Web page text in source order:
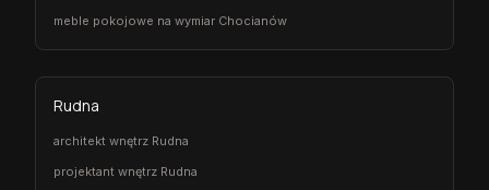
meble pokojowe na wymiar Chocianów
Rudna
architekt wnętrz Rudna
projektant wnętrz Rudna